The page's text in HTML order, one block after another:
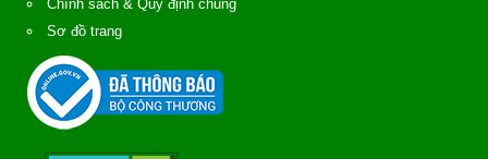
Chính sách & Quy định chung
Sơ đồ trang